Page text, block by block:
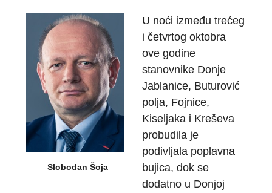
Slobodan Šoja
U noći između trećeg
i četvrtog oktobra
ove godine
stanovnike Donje
Jablanice, Buturović
polja, Fojnice,
Kiseljaka i Kreševa
probudila je
podivljala poplavna
bujica, dok se
dodatno u Donjoj